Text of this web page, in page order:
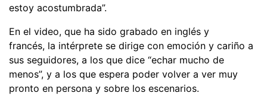
estoy acostumbrada”.
En el video, que ha sido grabado en inglés y
francés, la intérprete se dirige con emoción y cariño a
sus seguidores, a los que dice “echar mucho de
menos”, y a los que espera poder volver a ver muy
pronto en persona y sobre los escenarios.